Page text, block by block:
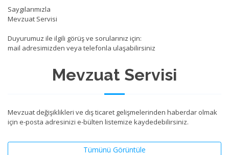
Mevzuat Servisi
Mevzuat değişiklikleri ve dış ticaret gelişmelerinden haberdar olmak
için e-posta adresinizi e-bülten listemize kaydedebilirsiniz.
Tümünü Görüntüle
Saygılarımızla
Mevzuat Servisi
Duyurumuz ile ilgili görüş ve sorularınız için:
mail adresimizden veya telefonla ulaşabilirsiniz